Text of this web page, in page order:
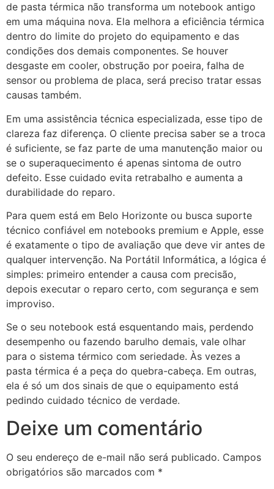
de pasta térmica não transforma um notebook antigo
em uma máquina nova. Ela melhora a eficiência térmica
dentro do limite do projeto do equipamento e das
condições dos demais componentes. Se houver
desgaste em cooler, obstrução por poeira, falha de
sensor ou problema de placa, será preciso tratar essas
causas também.
Em uma assistência técnica especializada, esse tipo de
clareza faz diferença. O cliente precisa saber se a troca
é suficiente, se faz parte de uma manutenção maior ou
se o superaquecimento é apenas sintoma de outro
defeito. Esse cuidado evita retrabalho e aumenta a
durabilidade do reparo.
Para quem está em Belo Horizonte ou busca suporte
técnico confiável em notebooks premium e Apple, esse
é exatamente o tipo de avaliação que deve vir antes de
qualquer intervenção. Na Portátil Informática, a lógica é
simples: primeiro entender a causa com precisão,
depois executar o reparo certo, com segurança e sem
improviso.
Se o seu notebook está esquentando mais, perdendo
desempenho ou fazendo barulho demais, vale olhar
para o sistema térmico com seriedade. Às vezes a
pasta térmica é a peça do quebra-cabeça. Em outras,
ela é só um dos sinais de que o equipamento está
pedindo cuidado técnico de verdade.
Deixe um comentário
O seu endereço de e-mail não será publicado. Campos
obrigatórios são marcados com *